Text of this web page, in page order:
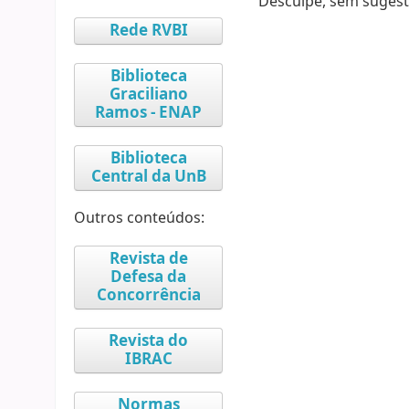
Rede RVBI
Biblioteca
Graciliano
Ramos - ENAP
Biblioteca
Central da UnB
Outros conteúdos:
Revista de
Defesa da
Concorrência
Revista do
IBRAC